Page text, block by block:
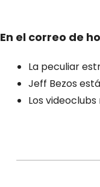
En el correo de
La peculiar
Jeff Bezos
Los